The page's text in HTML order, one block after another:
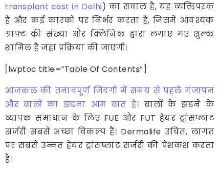
transplant cost in Delhi) का सवाल है, यह व्यक्तिपरक
है और कई कारकों पर निर्भर करता है, जिसमें आवश्यक
ग्राफ्ट की संख्या और क्लिनिक द्वारा लगाए गए शुल्क
शामिल हैं जहां प्रक्रिया की जाएगी।
[lwptoc title=”Table Of Contents”]
आजकल की तनावपूर्ण जिंदगी में समय से पहले गंजापन
और बालों का झड़ना आम बात है। बालों के झड़ने के
व्यापक समाधान के लिए FUE और FUT हेयर ट्रांसप्लांट
सर्जरी सबसे अच्छा विकल्प हैं। Dermalife उचित, लागत
पर सबसे उन्नत हेयर ट्रांसप्लांट सर्जरी की पेशकश करता
है।